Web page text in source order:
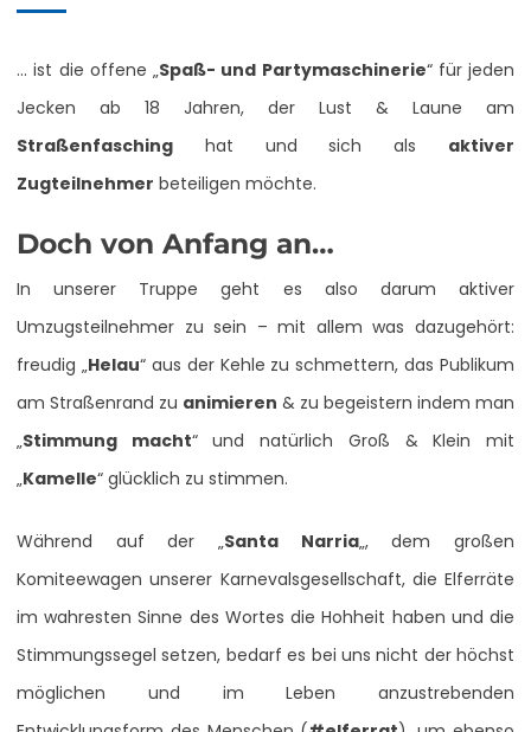
… ist die offene „Spaß- und Partymaschinerie“ für jeden
Jecken ab 18 Jahren, der Lust & Laune am
Straßenfasching hat und sich als aktiver
Zugteilnehmer beteiligen möchte.
Doch von Anfang an…
In unserer Truppe geht es also darum aktiver
Umzugsteilnehmer zu sein – mit allem was dazugehört:
freudig „Helau“ aus der Kehle zu schmettern, das Publikum
am Straßenrand zu animieren & zu begeistern indem man
„Stimmung macht“ und natürlich Groß & Klein mit
„Kamelle“ glücklich zu stimmen.
Während auf der „Santa Narria„, dem großen
Komiteewagen unserer Karnevalsgesellschaft, die Elferräte
im wahresten Sinne des Wortes die Hohheit haben und die
Stimmungssegel setzen, bedarf es bei uns nicht der höchst
möglichen und im Leben anzustrebenden